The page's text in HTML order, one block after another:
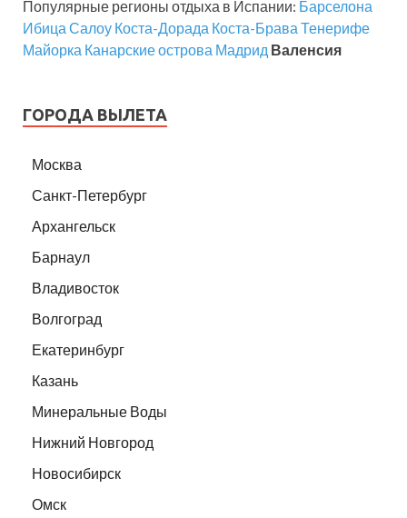
Популярные регионы отдыха в Испании: Барселона
Ибица Салоу Коста-Дорада Коста-Брава Тенерифе
Майорка Канарские острова Мадрид Валенсия
ГОРОДА ВЫЛЕТА
Москва
Санкт-Петербург
Архангельск
Барнаул
Владивосток
Волгоград
Екатеринбург
Казань
Минеральные Воды
Нижний Новгород
Новосибирск
Омск